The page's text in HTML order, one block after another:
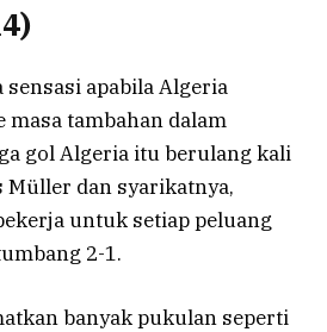
sensasi apabila Algeria
masa tambahan dalam
gol Algeria itu berulang kali
dan syarikatnya,
untuk setiap peluang
2-1.
banyak pukulan seperti